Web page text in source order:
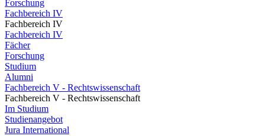
Forschung
Fachbereich IV
Fachbereich IV
Fachbereich IV
Fächer
Forschung
Studium
Alumni
Fachbereich V - Rechtswissenschaft
Fachbereich V - Rechtswissenschaft
Im Studium
Studienangebot
Jura International